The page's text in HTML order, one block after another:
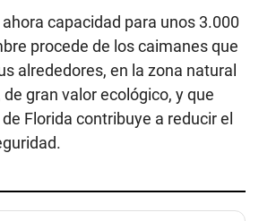
capacidad para unos 3.000
procede de los caimanes que
alrededores, en la zona natural
de gran valor ecológico, y que
Florida contribuye a reducir el